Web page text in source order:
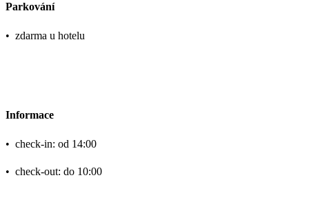
Parkování
• zdarma u hotelu
Informace
• check-in: od 14:00
• check-out: do 10:00